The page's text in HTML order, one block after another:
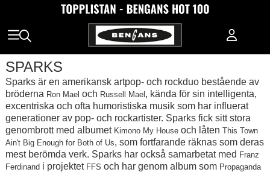
SPARKS
Sparks är en amerikansk artpop- och rockduo bestående av
bröderna Ron Mael och Russell Mael, kända för sin intelligenta,
excentriska och ofta humoristiska musik som har influerat
generationer av pop- och rockartister. Sparks fick sitt stora
genombrott med albumet Kimono My Houseoch låten This Town
Ain't Big Enough for Both of Us, som fortfarande räknas som deras
mest berömda verk. Sparks har också samarbetat med Franz
Ferdinandi projektet FFS och har genom album som Propaganda